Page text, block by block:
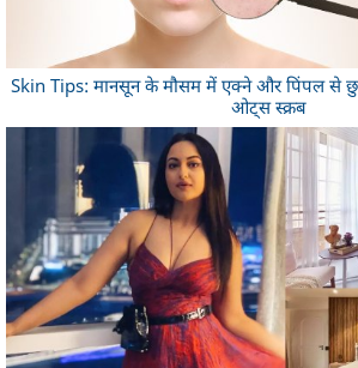
Skin Tips: मानसून के मौसम में एक्ने और पिंपल से
ओट्स स्क्रब